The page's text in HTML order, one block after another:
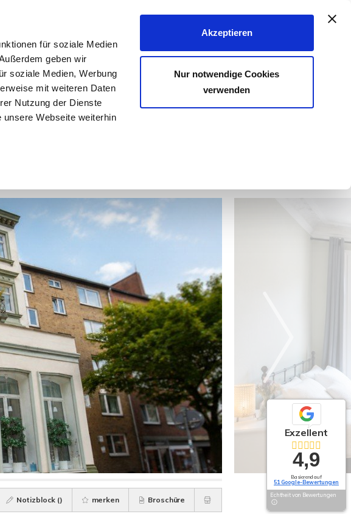
für soziale Medien
geben wir
soziale Medien, Werbung
mit weiteren Daten
Nutzung der Dienste
Webseite weiterhin
Akzeptieren
Nur notwendige Cookies
verwenden
VERKÄUFER & VERMIETER KÄUFER & MIETER KONTAKT
und Balkon
Notizblock () merken Broschüre
Exzellent
4,9
Basierend auf
51 Google-Bewertungen
Echtheit von Bewertungen